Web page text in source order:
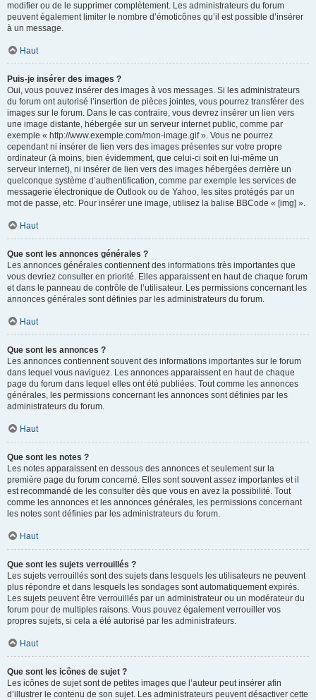
modifier ou de le supprimer complètement. Les administrateurs du forum
peuvent également limiter le nombre d’émoticônes qu’il est possible d’insérer
à un message.
Haut
Puis-je insérer des images ?
Oui, vous pouvez insérer des images à vos messages. Si les administrateurs
du forum ont autorisé l’insertion de pièces jointes, vous pourrez transférer des
images sur le forum. Dans le cas contraire, vous devrez insérer un lien vers
une image distante, hébergée sur un serveur internet public, comme par
exemple « http://www.exemple.com/mon-image.gif ». Vous ne pourrez
cependant ni insérer de lien vers des images présentes sur votre propre
ordinateur (à moins, bien évidemment, que celui-ci soit en lui-même un
serveur internet), ni insérer de lien vers des images hébergées derrière un
quelconque système d’authentification, comme par exemple les services de
messagerie électronique de Outlook ou de Yahoo, les sites protégés par un
mot de passe, etc. Pour insérer une image, utilisez la balise BBCode « [img] ».
Haut
Que sont les annonces générales ?
Les annonces générales contiennent des informations très importantes que
vous devriez consulter en priorité. Elles apparaissent en haut de chaque forum
et dans le panneau de contrôle de l’utilisateur. Les permissions concernant les
annonces générales sont définies par les administrateurs du forum.
Haut
Que sont les annonces ?
Les annonces contiennent souvent des informations importantes sur le forum
dans lequel vous naviguez. Les annonces apparaissent en haut de chaque
page du forum dans lequel elles ont été publiées. Tout comme les annonces
générales, les permissions concernant les annonces sont définies par les
administrateurs du forum.
Haut
Que sont les notes ?
Les notes apparaissent en dessous des annonces et seulement sur la
première page du forum concerné. Elles sont souvent assez importantes et il
est recommandé de les consulter dès que vous en avez la possibilité. Tout
comme les annonces et les annonces générales, les permissions concernant
les notes sont définies par les administrateurs du forum.
Haut
Que sont les sujets verrouillés ?
Les sujets verrouillés sont des sujets dans lesquels les utilisateurs ne peuvent
plus répondre et dans lesquels les sondages sont automatiquement expirés.
Les sujets peuvent être verrouillés par un administrateur ou un modérateur du
forum pour de multiples raisons. Vous pouvez également verrouiller vos
propres sujets, si cela a été autorisé par les administrateurs.
Haut
Que sont les icônes de sujet ?
Les icônes de sujet sont de petites images que l’auteur peut insérer afin
d’illustrer le contenu de son sujet. Les administrateurs peuvent désactiver cette